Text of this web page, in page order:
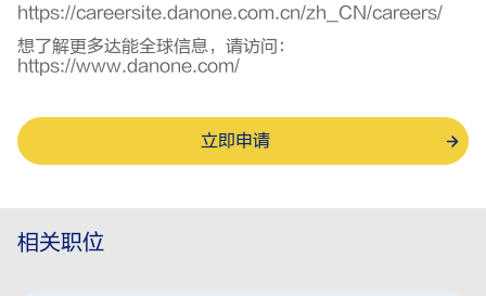
https://careersite.danone.com.cn/zh_CN/careers/
想了解更多达能全球信息，请访问：
https://www.danone.com/
立即申请
相关职位